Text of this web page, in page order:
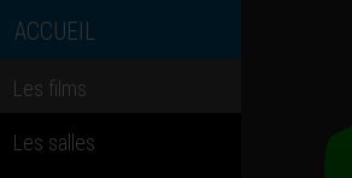
ACCUEIL
Les films
Les salles